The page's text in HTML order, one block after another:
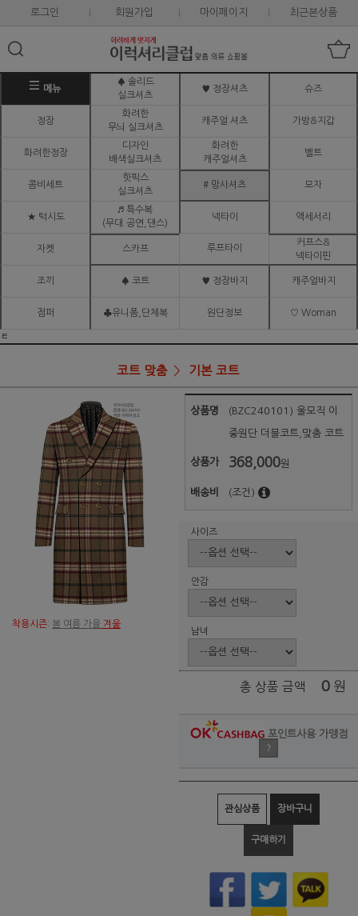
로그인 회원가입 마이페이지 최근본상품
메뉴
♠ 솔리드
실크셔츠
♥ 정장셔츠 슈즈
정장
화려한
무늬 실크셔츠
캐주얼 셔츠 가방&지갑
화려한정장
디자인
배색실크셔츠
화려한
캐주얼셔츠
벨트
콤비세트
핫픽스
실크셔츠
# 망사셔츠 모자
★ 턱시도
♬ 특수복
(무대.공연,댄스)
넥타이 액세서리
자켓 스카프 루프타이
커프스&
넥타이핀
조끼 ♠ 코트 ♥ 정장바지 캐주얼바지
점퍼 ♣유니폼,단체복 원단정보 ♡ Woman
ㅌ
코트 맞춤 기본 코트
착용시즌: 봄 여름 가을 겨울
상품명 (BZC240101) 울모직 이
중원단 더블코트,맞춤 코트
상품가 368,000원
배송비 (조건)
사이즈
안감
남녀
총 상품 금액 0 원
포인트사용 가맹점
?
관심상품 장바구니
구매하기